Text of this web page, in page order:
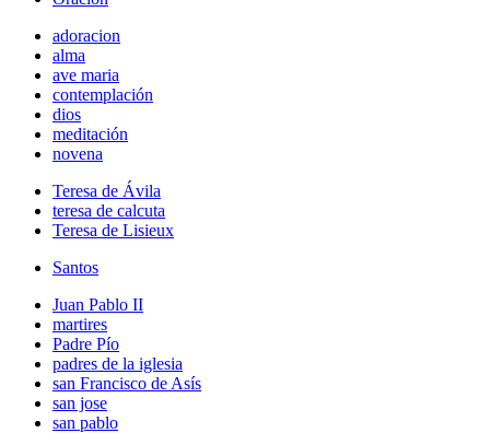
adoracion
alma
ave maria
contemplación
dios
meditación
novena
Teresa de Ávila
teresa de calcuta
Teresa de Lisieux
Santos
Juan Pablo II
martires
Padre Pío
padres de la iglesia
san Francisco de Asís
san jose
san pablo